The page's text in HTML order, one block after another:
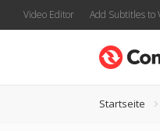
Video Editor Add Subtitles to
Startseite